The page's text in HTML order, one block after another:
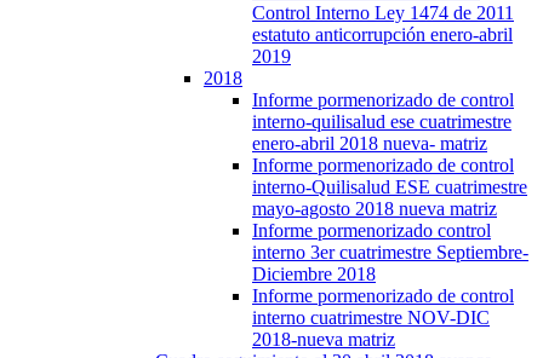
Control Interno Ley 1474 de 2011
estatuto anticorrupción enero-abril
2019
2018
Informe pormenorizado de control
interno-quilisalud ese cuatrimestre
enero-abril 2018 nueva- matriz
Informe pormenorizado de control
interno-Quilisalud ESE cuatrimestre
mayo-agosto 2018 nueva matriz
Informe pormenorizado control
interno 3er cuatrimestre Septiembre-
Diciembre 2018
Informe pormenorizado de control
interno cuatrimestre NOV-DIC
2018-nueva matriz